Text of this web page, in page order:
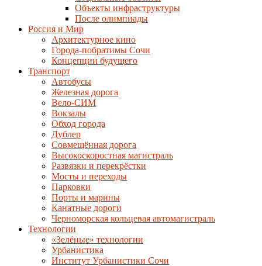
Объекты инфраструктуры
После олимпиады
Россия и Мир
Архитектурное кино
Города-побратимы Сочи
Концепции будущего
Транспорт
Автобусы
Железная дорога
Вело-СИМ
Вокзалы
Обход города
Дублер
Совмещённая дорога
Высокоскоростная магистраль
Развязки и перекрёстки
Мосты и переходы
Парковки
Порты и марины
Канатные дороги
Черноморская кольцевая автомагистраль
Технологии
«Зелёные» технологии
Урбанистика
Институт Урбанистики Сочи